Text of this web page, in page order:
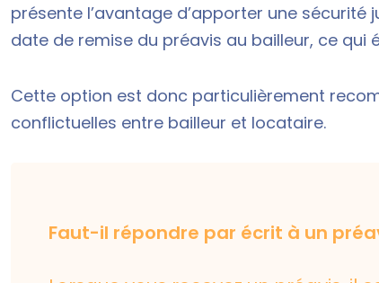
présente l’avantage d’apporter une sécurité
date de remise du préavis au bailleur, ce qui
Cette option est donc particulièrement
conflictuelles entre bailleur et locataire.
Faut-il répondre par écrit à un